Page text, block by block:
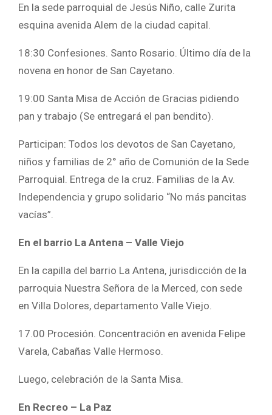
En la sede parroquial de Jesús Niño, calle Zurita
esquina avenida Alem de la ciudad capital.
18:30 Confesiones. Santo Rosario. Último día de la
novena en honor de San Cayetano.
19:00 Santa Misa de Acción de Gracias pidiendo
pan y trabajo (Se entregará el pan bendito).
Participan: Todos los devotos de San Cayetano,
niños y familias de 2° año de Comunión de la Sede
Parroquial. Entrega de la cruz. Familias de la Av.
Independencia y grupo solidario “No más pancitas
vacías”.
En el barrio La Antena – Valle Viejo
En la capilla del barrio La Antena, jurisdicción de la
parroquia Nuestra Señora de la Merced, con sede
en Villa Dolores, departamento Valle Viejo.
17.00 Procesión. Concentración en avenida Felipe
Varela, Cabañas Valle Hermoso.
Luego, celebración de la Santa Misa.
En Recreo – La Paz